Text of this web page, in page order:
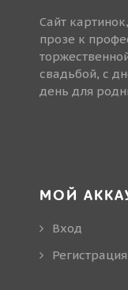
Сайт
прозе к
свадьбой, с
день для
МОЙ
Вход
Регистрация